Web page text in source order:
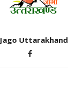
Jago Uttarakhand